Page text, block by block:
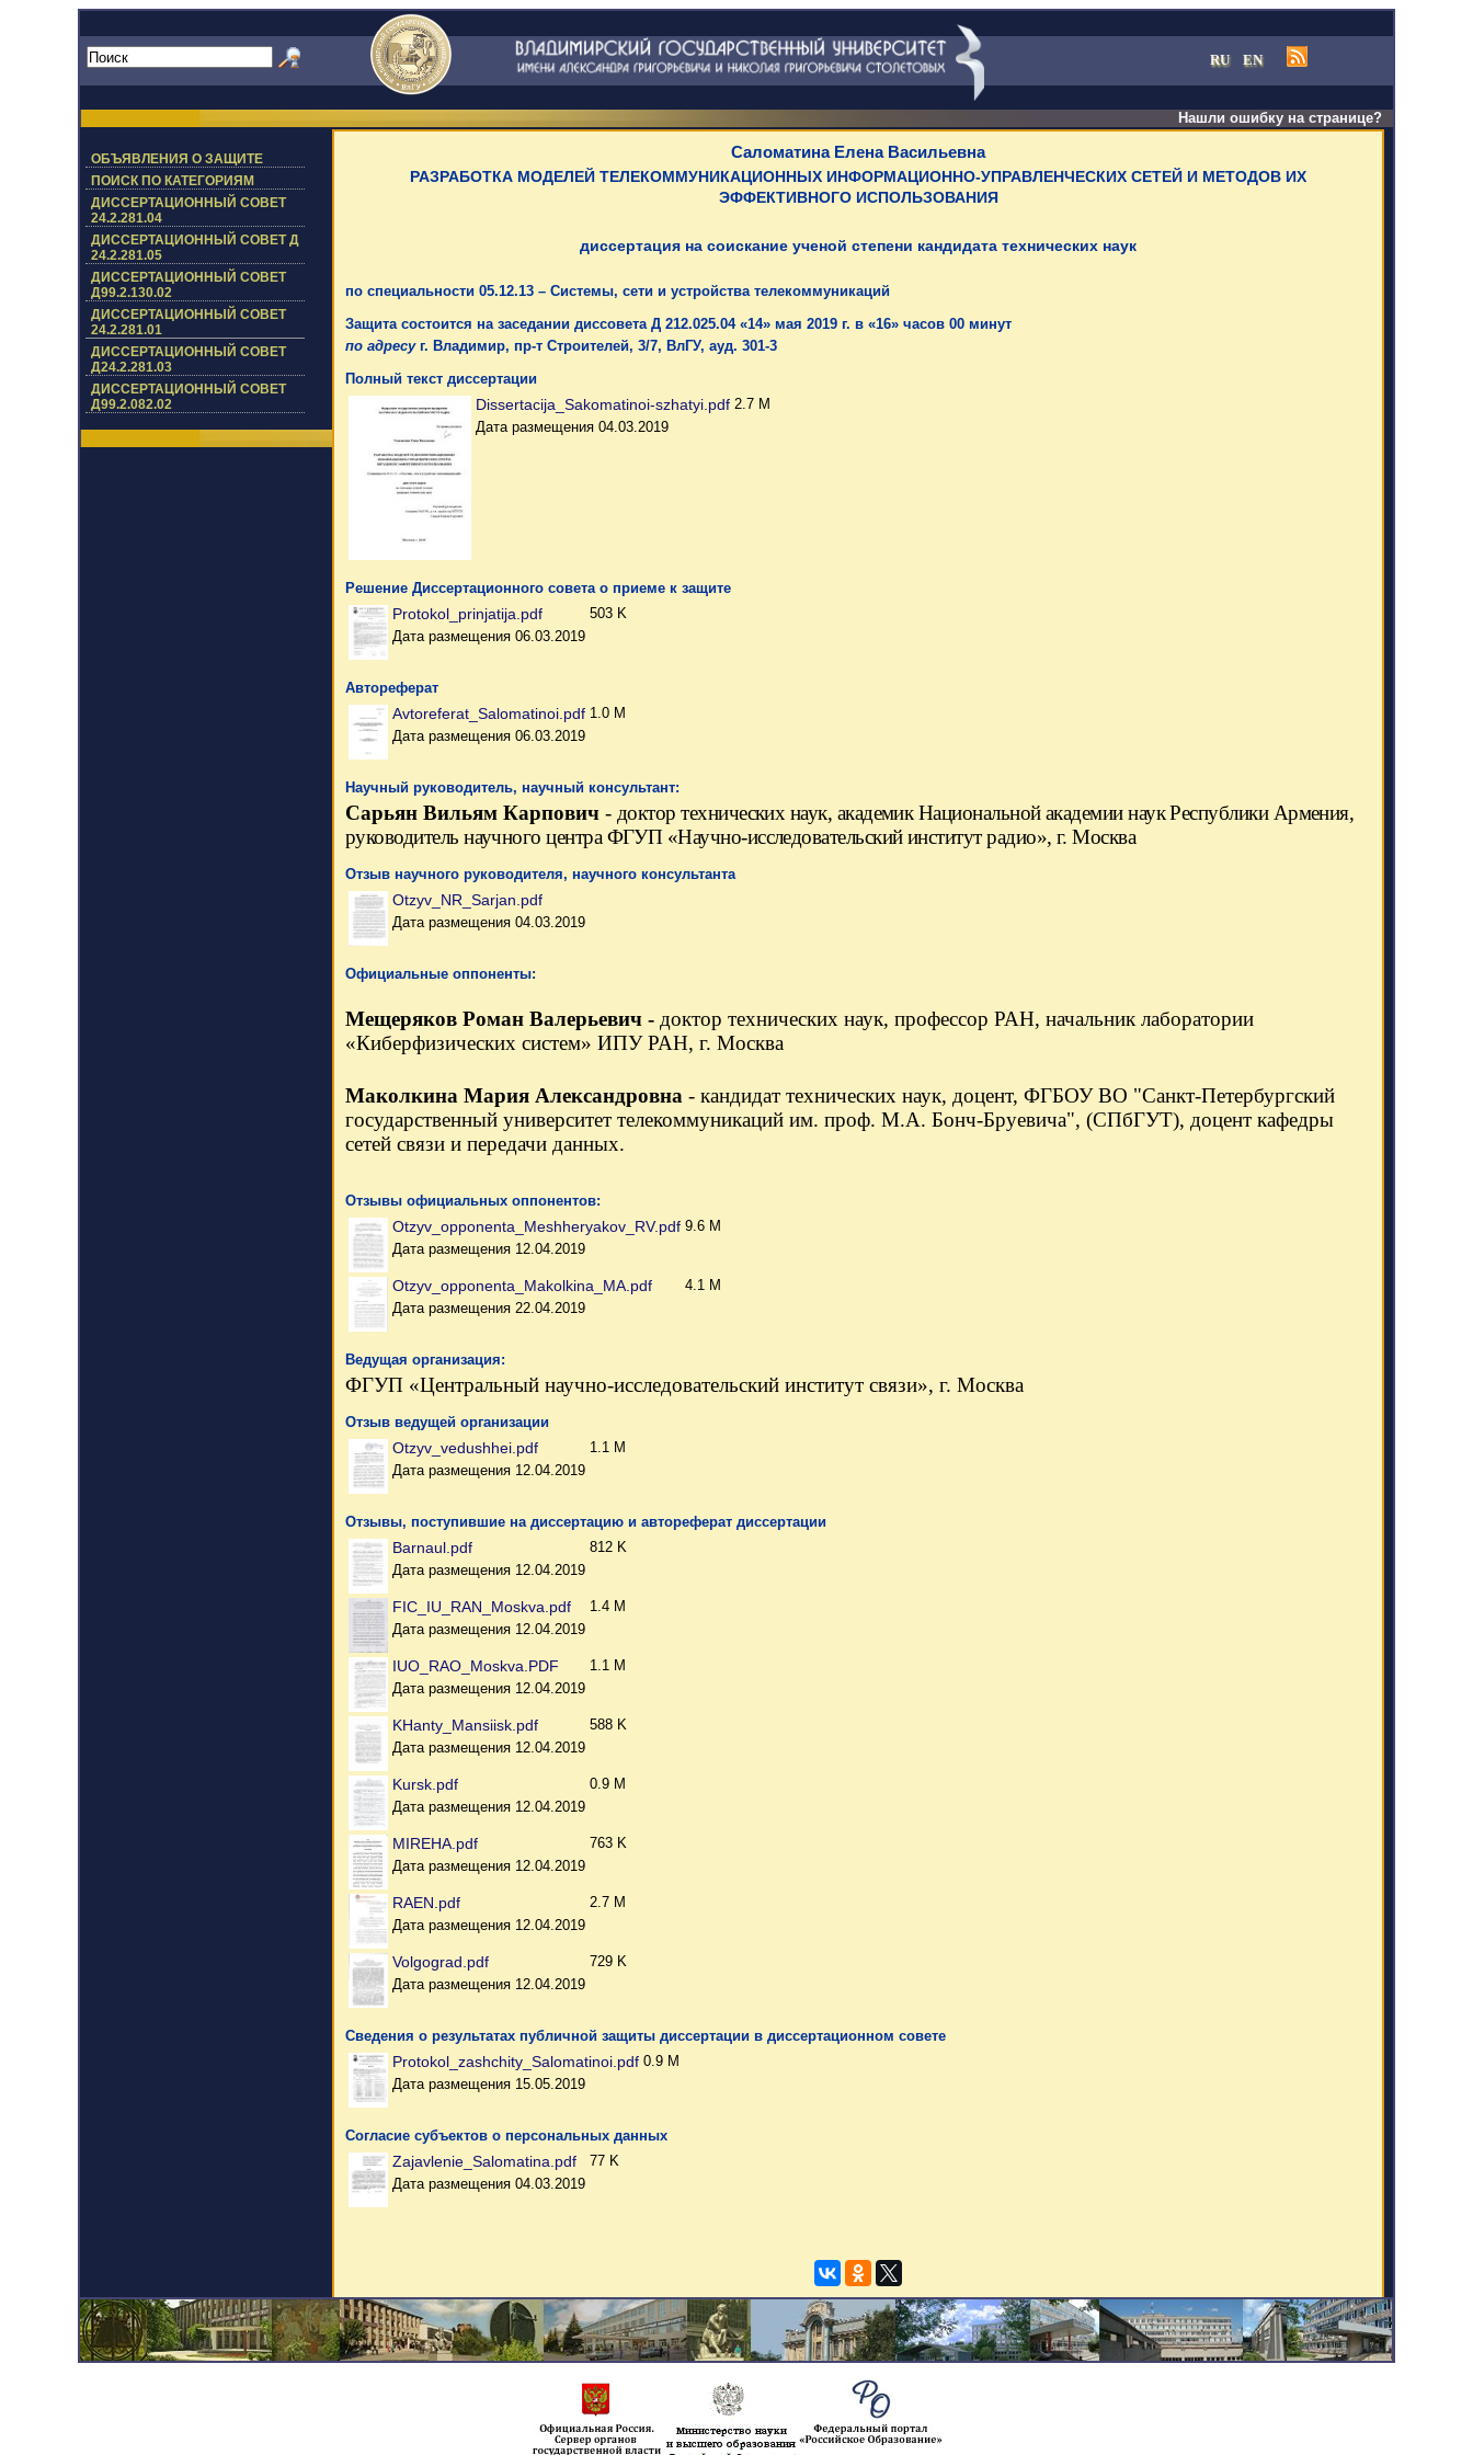
RU EN
Нашли ошибку на странице?
ОБЪЯВЛЕНИЯ О ЗАЩИТЕ
ПОИСК ПО КАТЕГОРИЯМ
ДИССЕРТАЦИОННЫЙ СОВЕТ
24.2.281.04
ДИССЕРТАЦИОННЫЙ СОВЕТ Д
24.2.281.05
ДИССЕРТАЦИОННЫЙ СОВЕТ
Д99.2.130.02
ДИССЕРТАЦИОННЫЙ СОВЕТ
24.2.281.01
ДИССЕРТАЦИОННЫЙ СОВЕТ
Д24.2.281.03
ДИССЕРТАЦИОННЫЙ СОВЕТ
Д99.2.082.02
Саломатина Елена Васильевна
РАЗРАБОТКА МОДЕЛЕЙ ТЕЛЕКОММУНИКАЦИОННЫХ ИНФОРМАЦИОННО-УПРАВЛЕНЧЕСКИХ СЕТЕЙ И МЕТОДОВ ИХ
ЭФФЕКТИВНОГО ИСПОЛЬЗОВАНИЯ
диссертация на соискание ученой степени кандидата технических наук
по специальности 05.12.13 – Системы, сети и устройства телекоммуникаций
Защита состоится на заседании диссовета Д 212.025.04 «14» мая 2019 г. в «16» часов 00 минут
по адресуг. Владимир, пр-т Строителей, 3/7, ВлГУ, ауд. 301-3
Полный текст диссертации
Dissertacija_Sakomatinoi-szhatyi.pdf
Дата размещения 04.03.2019
2.7 M
Решение Диссертационного совета о приеме к защите
Protokol_prinjatija.pdf
Дата размещения 06.03.2019
503 K
Автореферат
Avtoreferat_Salomatinoi.pdf
Дата размещения 06.03.2019
1.0 M
Научный руководитель, научный консультант:
Сарьян Вильям Карпович - доктор технических наук, академик Национальной академии наук Республики Армения,
руководитель научного центра ФГУП «Научно-исследовательский институт радио», г. Москва
Отзыв научного руководителя, научного консультанта
Otzyv_NR_Sarjan.pdf
Дата размещения 04.03.2019
Официальные оппоненты:
Мещеряков Роман Валерьевич - доктор технических наук, профессор РАН, начальник лаборатории
«Киберфизических систем» ИПУ РАН, г. Москва
Маколкина Мария Александровна - кандидат технических наук, доцент, ФГБОУ ВО "Санкт-Петербургский
государственный университет телекоммуникаций им. проф. М.А. Бонч-Бруевича", (СПбГУТ), доцент кафедры
сетей связи и передачи данных.
Отзывы официальных оппонентов:
Otzyv_opponenta_Meshheryakov_RV.pdf
Дата размещения 12.04.2019
9.6 M
Otzyv_opponenta_Makolkina_MA.pdf
Дата размещения 22.04.2019
4.1 M
Ведущая организация:
ФГУП «Центральный научно-исследовательский институт связи», г. Москва
Отзыв ведущей организации
Otzyv_vedushhei.pdf
Дата размещения 12.04.2019
1.1 M
Отзывы, поступившие на диссертацию и автореферат диссертации
Barnaul.pdf
Дата размещения 12.04.2019
812 K
FIC_IU_RAN_Moskva.pdf
Дата размещения 12.04.2019
1.4 M
IUO_RAO_Moskva.PDF
Дата размещения 12.04.2019
1.1 M
KHanty_Mansiisk.pdf
Дата размещения 12.04.2019
588 K
Kursk.pdf
Дата размещения 12.04.2019
0.9 M
MIREHA.pdf
Дата размещения 12.04.2019
763 K
RAEN.pdf
Дата размещения 12.04.2019
2.7 M
Volgograd.pdf
Дата размещения 12.04.2019
729 K
Сведения о результатах публичной защиты диссертации в диссертационном совете
Protokol_zashchity_Salomatinoi.pdf
Дата размещения 15.05.2019
0.9 M
Согласие субъектов о персональных данных
Zajavlenie_Salomatina.pdf
Дата размещения 04.03.2019
77 K